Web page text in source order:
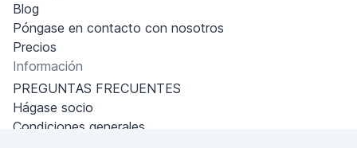
Blog
Póngase en contacto con nosotros
Precios
Información
PREGUNTAS FRECUENTES
Hágase socio
Condiciones generales